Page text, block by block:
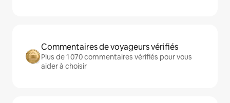
Commentaires de voyageurs vérifiés
Plus de 1 070 commentaires vérifiés pour vous
aider à choisir